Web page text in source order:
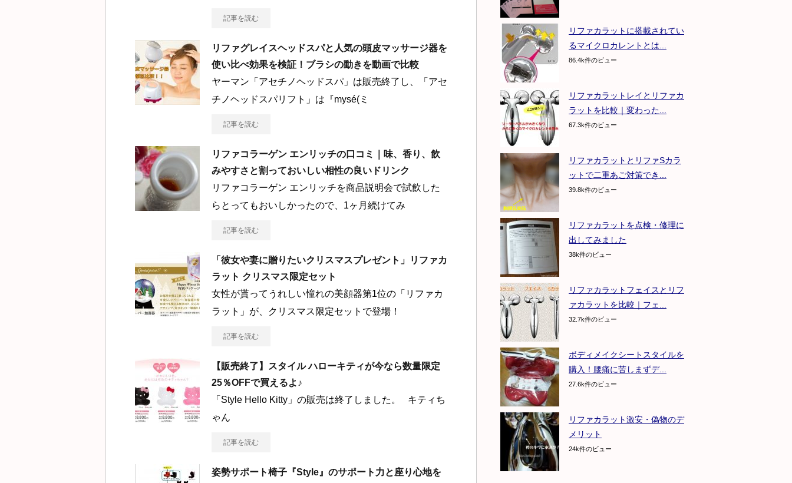
記事を読む
リファグレイスヘッドスパと人気の頭皮マッサージ器を
使い比べ効果を検証！ブラシの動きを動画で比較
ヤーマン「アセチノヘッドスパ」は販売終了し、「アセ
チノヘッドスパリフト」は『mysé(ミ
記事を読む
リファコラーゲン エンリッチの口コミ｜味、香り、飲
みやすさと割っておいしい相性の良いドリンク
リファコラーゲン エンリッチを商品説明会で試飲した
らとってもおいしかったので、1ヶ月続けてみ
記事を読む
「彼女や妻に贈りたいクリスマスプレゼント」リファカ
ラット クリスマス限定セット
女性が貰ってうれしい憧れの美顔器第1位の「リファカ
ラット」が、クリスマス限定セットで登場！
記事を読む
【販売終了】スタイル ハローキティが今なら数量限定
25％OFFで買えるよ♪
「Style Hello Kitty」の販売は終了しました。 キティち
ゃん
記事を読む
姿勢サポート椅子『Style』のサポート力と座り心地を
リファカラットに搭載されてい
るマイクロカレントとは...
86.4k件のビュー
リファカラットレイとリファカ
ラットを比較｜変わった...
67.3k件のビュー
リファカラットとリファSカラ
ットで二重あご対策でき...
39.8k件のビュー
リファカラットを点検・修理に
出してみました
38k件のビュー
リファカラットフェイスとリフ
ァカラットを比較｜フェ...
32.7k件のビュー
ボディメイクシートスタイルを
購入！腰痛に苦しまずデ...
27.6k件のビュー
リファカラット激安・偽物のデ
メリット
24k件のビュー